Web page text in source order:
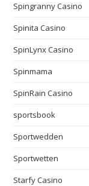
Spingranny Casino
Spinita Casino
SpinLynx Casino
Spinmama
SpinRain Casino
sportsbook
Sportwedden
Sportwetten
Starfy Casino